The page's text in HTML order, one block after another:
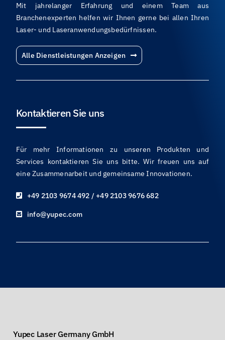
Mit jahrelanger Erfahrung und einem Team aus
Branchenexperten helfen wir Ihnen gerne bei allen Ihren
Laser- und Laseranwendungsbedürfnissen.
Alle Dienstleistungen Anzeigen
Kontaktieren Sie uns
Für mehr Informationen zu unseren Produkten und
Services kontaktieren Sie uns bitte. Wir freuen uns auf
eine Zusammenarbeit und gemeinsame Innovationen.
+49 2103 9674 492 / +49 2103 9676 682
info@yupec.com
Yupec Laser Germany GmbH